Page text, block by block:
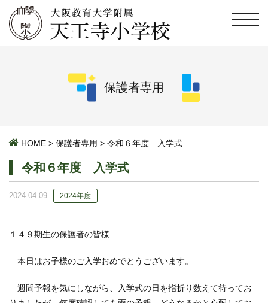
保護者専用
HOME > 保護者専用 > 令和６年度 入学式
令和６年度 入学式
2024.04.09 2024年度
１４９期生の保護者の皆様
本日はお子様のご入学おめでとうございます。
週間予報を気にしながら、入学式の日を指折り数えて待ってお